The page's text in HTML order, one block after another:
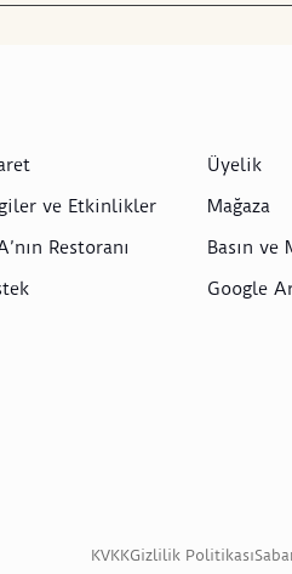
ve Etkinlikler
Restoranı
Üyelik
Mağaza
Basın ve
Google
KVKKGizlilik Politikası